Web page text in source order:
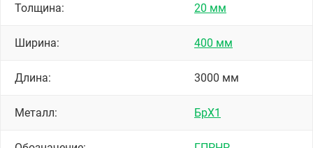
Толщина: 20 мм
Ширина: 400 мм
Длина: 3000 мм
Металл: БрХ1